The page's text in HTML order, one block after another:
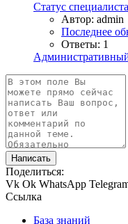
Статус специалиста
Автор: admin
Последнее
Ответы: 1
Написать
Поделиться:
Vk Ok WhatsApp
Ссылка
База знаний